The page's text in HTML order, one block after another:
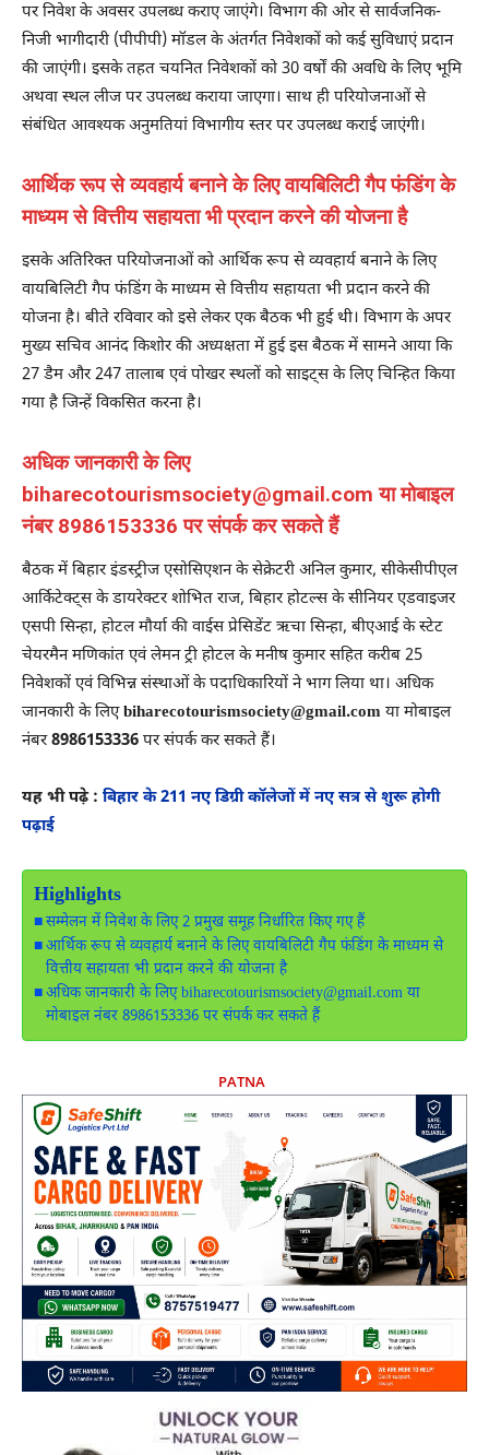
पर निवेश के अवसर उपलब्ध कराए जाएंगे। विभाग की ओर से सार्वजनिक-
निजी भागीदारी (पीपीपी) मॉडल के अंतर्गत निवेशकों को कई सुविधाएं प्रदान
की जाएंगी। इसके तहत चयनित निवेशकों को 30 वर्षों की अवधि के लिए भूमि
अथवा स्थल लीज पर उपलब्ध कराया जाएगा। साथ ही परियोजनाओं से
संबंधित आवश्यक अनुमतियां विभागीय स्तर पर उपलब्ध कराई जाएंगी।
आर्थिक रूप से व्यवहार्य बनाने के लिए वायबिलिटी गैप फंडिंग के
माध्यम से वित्तीय सहायता भी प्रदान करने की योजना है
इसके अतिरिक्त परियोजनाओं को आर्थिक रूप से व्यवहार्य बनाने के लिए
वायबिलिटी गैप फंडिंग के माध्यम से वित्तीय सहायता भी प्रदान करने की
योजना है। बीते रविवार को इसे लेकर एक बैठक भी हुई थी। विभाग के अपर
मुख्य सचिव आनंद किशोर की अध्यक्षता में हुई इस बैठक में सामने आया कि
27 डैम और 247 तालाब एवं पोखर स्थलों को साइट्स के लिए चिन्हित किया
गया है जिन्हें विकसित करना है।
अधिक जानकारी के लिए
biharecotourismsociety@gmail.com या मोबाइल
नंबर 8986153336 पर संपर्क कर सकते हैं
बैठक में बिहार इंडस्ट्रीज एसोसिएशन के सेक्रेटरी अनिल कुमार, सीकेसीपीएल
आर्किटेक्ट्स के डायरेक्टर शोभित राज, बिहार होटल्स के सीनियर एडवाइजर
एसपी सिन्हा, होटल मौर्या की वाईस प्रेसिडेंट ऋचा सिन्हा, बीएआई के स्टेट
चेयरमैन मणिकांत एवं लेमन ट्री होटल के मनीष कुमार सहित करीब 25
निवेशकों एवं विभिन्न संस्थाओं के पदाधिकारियों ने भाग लिया था। अधिक
जानकारी के लिएbiharecotourismsociety@gmail.com या मोबाइल
नंबर8986153336 पर संपर्क कर सकते हैं।
यह भी पढ़े : बिहार के 211 नए डिग्री कॉलेजों में नए सत्र से शुरू होगी
पढ़ाई
Highlights
सम्मेलन में निवेश के लिए 2 प्रमुख समूह निर्धारित किए गए हैं
आर्थिक रूप से व्यवहार्य बनाने के लिए वायबिलिटी गैप फंडिंग के माध्यम से
वित्तीय सहायता भी प्रदान करने की योजना है
अधिक जानकारी के लिए biharecotourismsociety@gmail.com या
मोबाइल नंबर 8986153336 पर संपर्क कर सकते हैं
PATNA